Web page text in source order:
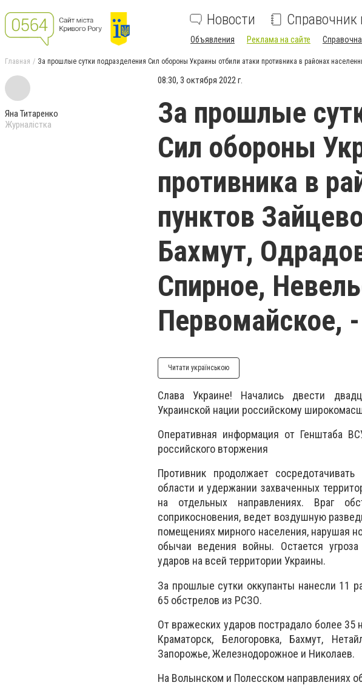
Новости Справочник
Объявления Реклама на сайте
Главная За прошлые сутки подразделения Сил обороны Украины отбили атаки противника в районах
Яна Титаренко
Журналістка
08:30, 3 октября 2022 г.
За прошлые
Сил обороны
противника в
пунктов
Бахмут,
Спирное,
Первомайское,
Читати українською
Слава Украине! Начались двести
Украинской нации российскому
Оперативная информация от Генштаба
российского вторжения
Противник продолжает
области и удержании захваченных
на отдельных направлениях. Враг
соприкосновения, ведет воздушную
помещениях мирного населения, нарушая
обычаи ведения войны. Остается
ударов на всей территории Украины.
За прошлые сутки оккупанты нанесли 11
65 обстрелов из РСЗО.
От вражеских ударов пострадало более 35
Краматорск, Белогоровка, Бахмут,
Запорожье, Железнодорожное и Николаев.
На Волынском и Полесском направлениях